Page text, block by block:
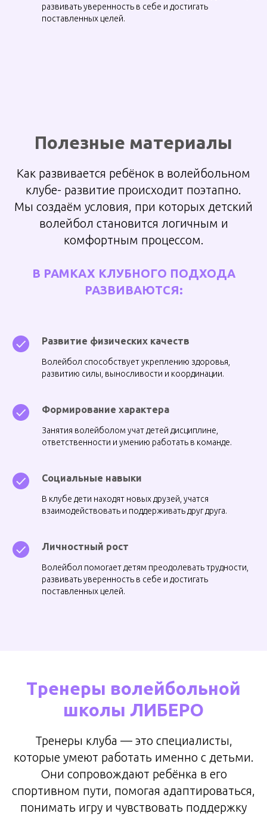
развивать уверенность в себе и достигать
поставленных целей.
Полезные материалы
Как развивается ребёнок в волейбольном
клубе- развитие происходит поэтапно.
Мы создаём условия, при которых детский
волейбол становится логичным и
комфортным процессом.
В РАМКАХ КЛУБНОГО ПОДХОДА
РАЗВИВАЮТСЯ:
Развитие физических качеств
Волейбол способствует укреплению здоровья,
развитию силы, выносливости и координации.
Формирование характера
Занятия волейболом учат детей дисциплине,
ответственности и умению работать в команде.
Социальные навыки
В клубе дети находят новых друзей, учатся
взаимодействовать и поддерживать друг друга.
Личностный рост
Волейбол помогает детям преодолевать трудности,
развивать уверенность в себе и достигать
поставленных целей.
Тренеры волейбольной
школы ЛИБЕРО
Тренеры клуба — это специалисты,
которые умеют работать именно с детьми.
Они сопровождают ребёнка в его
спортивном пути, помогая адаптироваться,
понимать игру и чувствовать поддержку